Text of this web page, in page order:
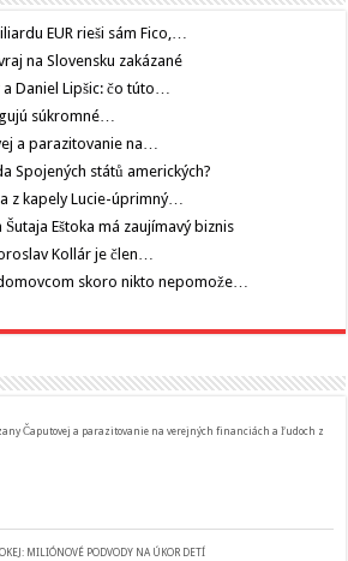
EUR rieši sám Fico,…
na Slovensku zakázané
a Daniel Lipšic: čo túto…
súkromné…
a parazitovanie na…
Spojených států amerických?
z kapely Lucie-úprimný…
Eštoka má zaujímavý biznis
Kollár je člen…
skoro nikto nepomože…
Čaputovej a parazitovanie na verejných financiách a ľudoch z
MILIÓNOVÉ PODVODY NA ÚKOR DETÍ